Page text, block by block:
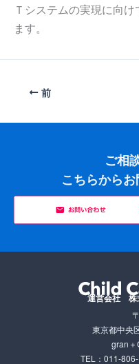
Ｔシステムの実現に向
ます。
前
ご相
こちらから
運営会社 株
東京都中央
gran＋
TEL：011-